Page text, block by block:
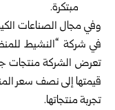
مبتكرة.
وفي مجال الصناعات
في شركة “النشيط
تعرض الشركة منتجات
قيمتها إلى نصف سعر
تجربة منتجاتها.